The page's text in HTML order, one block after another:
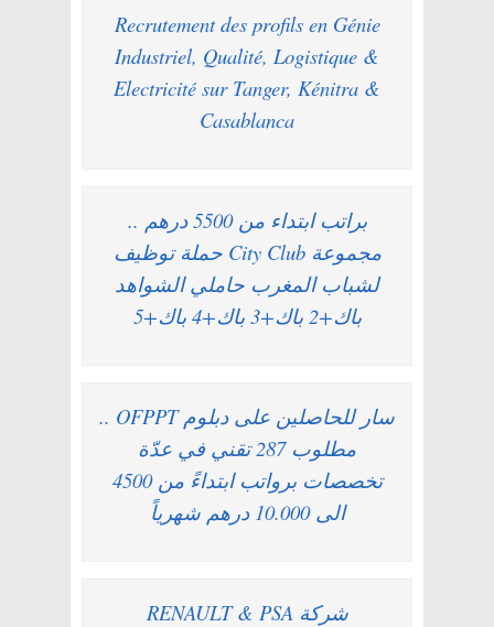
Recrutement des profils en Génie
Industriel, Qualité, Logistique &
Electricité sur Tanger, Kénitra &
Casablanca
براتب ابتداء من 5500 درهم ..
مجموعة City Club حملة توظيف
لشباب المغرب حاملي الشواهد
باك+2 باك+3 باك+4 باك+5
سار للحاصلين على دبلوم OFPPT ..
مطلوب 287 تقني في عدّة
تخصصات برواتب ابتداءً من 4500
الى 10.000 درهم شهرياً
شركة RENAULT & PSA